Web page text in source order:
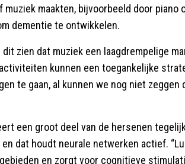
maakten, bijvoorbeeld door piano
dementie te ontwikkelen.
zien dat muziek een laagdrempelige
kunnen een toegankelijke
te gaan, al kunnen we nog niet zeggen
een groot deel van de hersenen
dat houdt neurale netwerken actief.
en zorgt voor cognitieve